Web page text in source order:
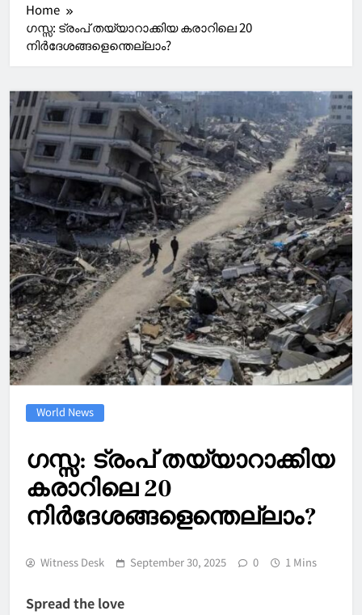
Home
ഗസ്സ: ട്രംപ് തയ്യാറാക്കിയ കരാറിലെ 20
നിര്‍ദേശങ്ങളെന്തെല്ലാം?
World News
ഗസ്സ: ട്രംപ് തയ്യാറാക്കിയ
കരാറിലെ 20
നിര്‍ദേശങ്ങളെന്തെല്ലാം?
Witness Desk September 30, 2025 0 1 Mins
Spread the love